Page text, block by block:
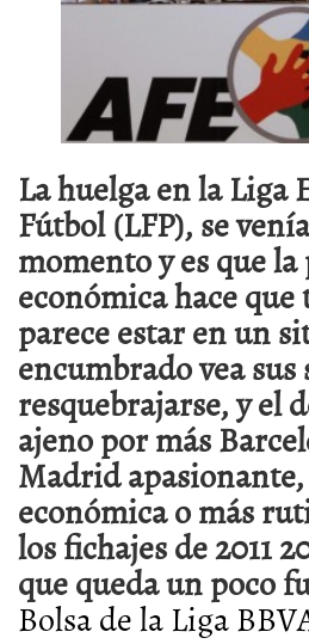
La huelga en la Liga
Fútbol (LFP), se
momento y es que
económica hace
parece estar en un
encumbrado vea
resquebrajarse, y el
ajeno por más
Madrid
económica o más
los fichajes de 2011
que queda un poco
Bolsa de la Liga